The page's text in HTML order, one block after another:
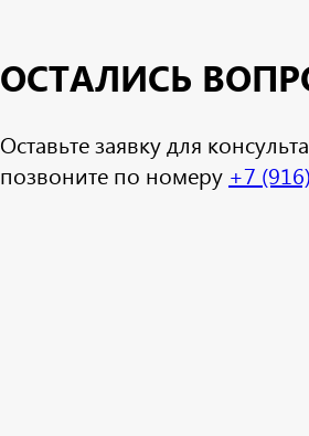
ОСТАЛИСЬ
Оставьте заявку для
позвоните по номеру +7